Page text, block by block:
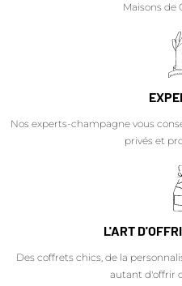
Maisons de
Nos experts-champagne vous
privés et
L'ART
Des coffrets chics, de la
autant d'offrir